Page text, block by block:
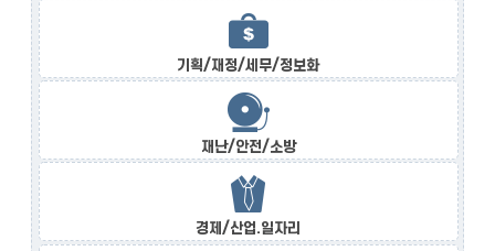
기획/재정/세무/정보화
재난/안전/소방
경제/산업.일자리